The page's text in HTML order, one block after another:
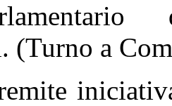
(Turno a